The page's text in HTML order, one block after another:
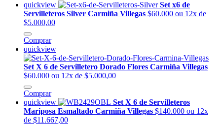
quickview
Set x6 de
Servilleteros Silver Carmiña Villegas $60.000 ou 12x de
$5.000,00
Comprar
quickview
Set X 6 de Servilletero Dorado Flores Carmiña Villegas
$60.000 ou 12x de $5.000,00
Comprar
quickview
Set X 6 de Servilleteros
Mariposa Esmaltado Carmiña Villegas $140.000 ou 12x
de $11.667,00